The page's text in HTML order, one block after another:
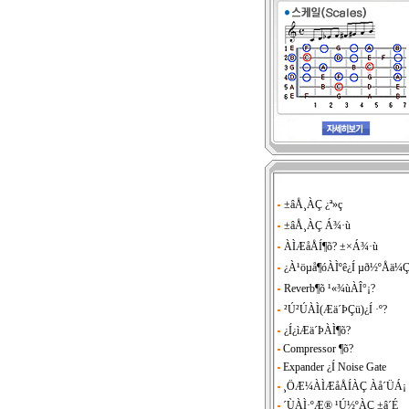
±âÅ¸ÀÇ ¿ª»ç
±âÅ¸ÀÇ Á¾·ù
ÀÌÆåÅÍ¶õ? ±×Á¾·ù
¿À¹öµå¶óÀÌºê¿Í µð½ºÅä¼Ç
Reverb¶õ ¹«¾ùÀÎ°¡?
²Ú²ÚÀÌ(Æä´ÞÇü)¿Í ·º?
¿Í¿ìÆä´ÞÀÌ¶õ?
Compressor ¶õ?
Expander ¿Í Noise Gate
¸ÖÆ¼ÀÌÆåÅÍÀÇ Àå´ÜÁ¡
´ÙÀÌ·ºÆ® ¹Ú½ºÀÇ ±â´É